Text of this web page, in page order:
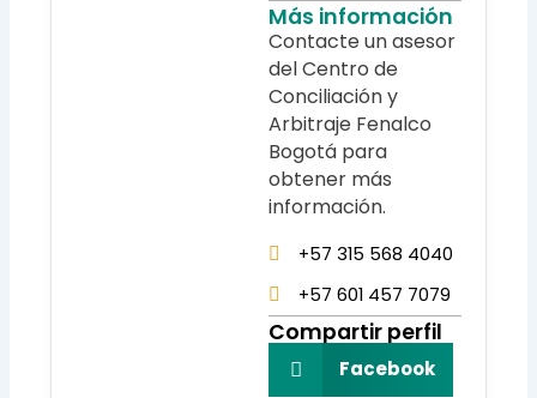
Más información
Contacte un asesor
del Centro de
Conciliación y
Arbitraje Fenalco
Bogotá para
obtener más
información.
+57 315 568 4040
+57 601 457 7079
Compartir perfil
Facebook